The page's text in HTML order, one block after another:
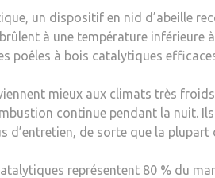
un dispositif en nid d’abeille
à une température
poêles à bois catalytiques
mieux aux climats très
continue pendant la nuit.
d’entretien, de sorte que la
représentent 80 % du